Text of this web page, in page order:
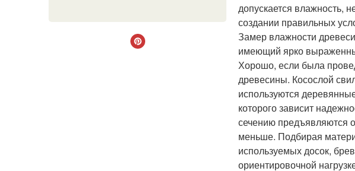
допускается влажность,
создании правильных
Замер влажности
имеющий ярко
Хорошо, если была
древесины. Косослой
используются
которого зависит
сечению предъявляются
меньше. Подбирая
используемых досок,
ориентировочной